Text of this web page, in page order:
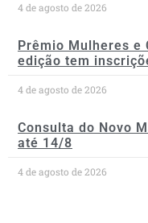
4 de agosto de 2026
Prêmio Mulheres e
edição tem
4 de agosto de 2026
Consulta do Novo
até 14/8
4 de agosto de 2026